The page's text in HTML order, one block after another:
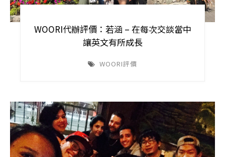
WOORI代辦評價：若涵 – 在每次交談當中
讓英文有所成長
WOORI評價